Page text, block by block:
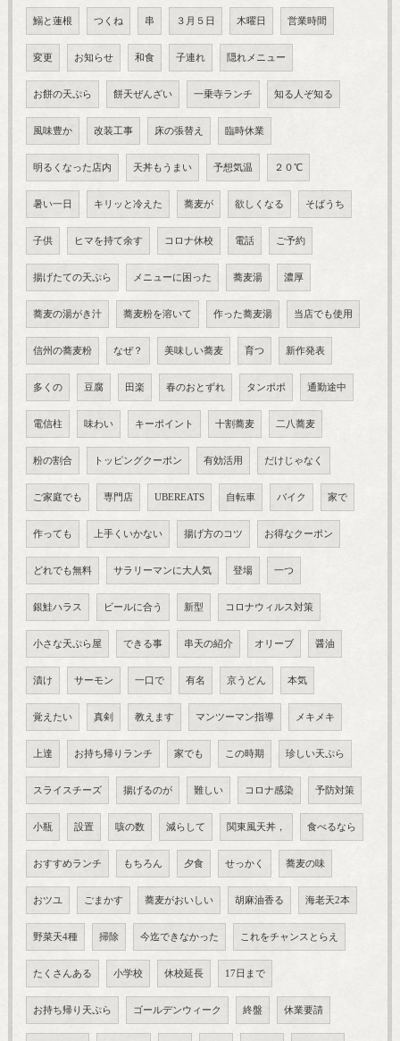
鰯と蓮根 つくね 串 ３月５日 木曜日 営業時間
変更 お知らせ 和食 子連れ 隠れメニュー
お餅の天ぷら 餅天ぜんざい 一乗寺ランチ 知る人ぞ知る
風味豊か 改装工事 床の張替え 臨時休業
明るくなった店内 天丼もうまい 予想気温 ２０℃
暑い一日 キリッと冷えた 蕎麦が 欲しくなる そばうち
子供 ヒマを持て余す コロナ休校 電話 ご予約
揚げたての天ぷら メニューに困った 蕎麦湯 濃厚
蕎麦の湯がき汁 蕎麦粉を溶いて 作った蕎麦湯 当店でも使用
信州の蕎麦粉 なぜ？ 美味しい蕎麦 育つ 新作発表
多くの 豆腐 田楽 春のおとずれ タンポポ 通勤途中
電信柱 味わい キーポイント 十割蕎麦 二八蕎麦
粉の割合 トッピングクーポン 有効活用 だけじゃなく
ご家庭でも 専門店 UBEREATS 自転車 バイク 家で
作っても 上手くいかない 揚げ方のコツ お得なクーポン
どれでも無料 サラリーマンに大人気 登場 一つ
銀鮭ハラス ビールに合う 新型 コロナウィルス対策
小さな天ぷら屋 できる事 串天の紹介 オリーブ 醤油
漬け サーモン 一口で 有名 京うどん 本気
覚えたい 真剣 教えます マンツーマン指導 メキメキ
上達 お持ち帰りランチ 家でも この時期 珍しい天ぷら
スライスチーズ 揚げるのが 難しい コロナ感染 予防対策
小瓶 設置 咳の数 減らして 関東風天丼， 食べるなら
おすすめランチ もちろん 夕食 せっかく 蕎麦の味
おツユ ごまかす 蕎麦がおいしい 胡麻油香る 海老天2本
野菜天4種 掃除 今迄できなかった これをチャンスとらえ
たくさんある 小学校 休校延長 17日まで
お持ち帰り天ぷら ゴールデンウィーク 終盤 休業要請